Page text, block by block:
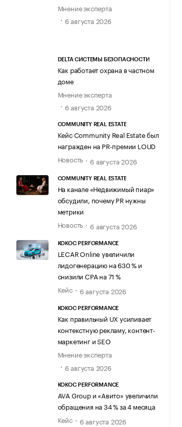
Мнение эксперта
6 августа 2026
DELTA СИСТЕМЫ БЕЗОПАСНОСТИ
Как работает охрана в частном
доме
Мнение эксперта
6 августа 2026
COMMUNITY REAL ESTATE
Кейс Community Real Estate был
награжден на PR-премии LOUD
Новость
6 августа 2026
COMMUNITY REAL ESTATE
На канале «Недвижимый пиар»
обсудили, почему PR нужны
метрики
Новость
6 августа 2026
KOKOC PERFORMANCE
LECAR Online увеличили
лидогенерацию на 630 % и
снизили CPA на 71 %
Кейс
6 августа 2026
KOKOC PERFORMANCE
Как правильный UX усиливает
контекстную рекламу, контент-
маркетинг и SEO
Мнение эксперта
6 августа 2026
KOKOC PERFORMANCE
AVA Group и «Авито» увеличили
обращения на 34 % за 4 месяца
Кейс
6 августа 2026